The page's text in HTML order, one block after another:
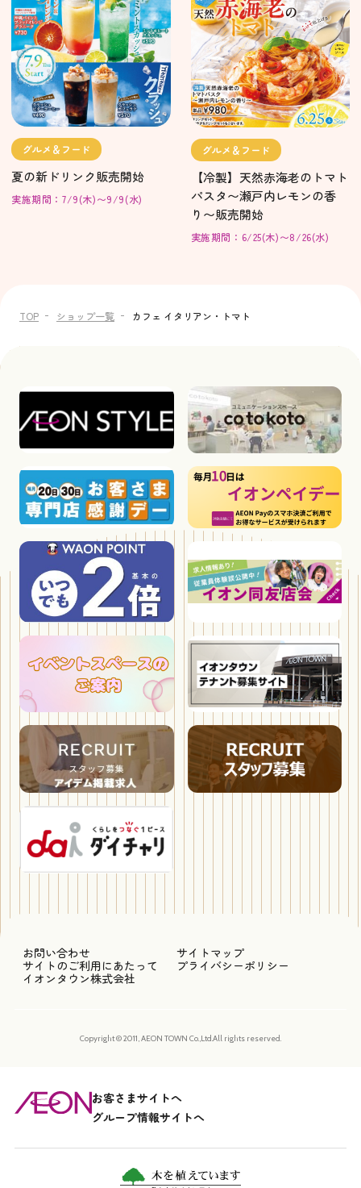
グルメ＆フード
夏の新ドリンク販売開始
実施期間：7/9(木)〜9/9(水)
グルメ＆フード
【冷製】天然赤海老のトマト
パスタ〜瀬戸内レモンの香
り〜販売開始
実施期間：6/25(木)〜8/26(水)
TOP ショップ一覧 カフェ イタリアン・トマト
お問い合わせ
サイトマップ
サイトのご利用にあたって
プライバシーポリシー
イオンタウン株式会社
Copyright © 2011, AEON TOWN Co.,Ltd.All rights reserved.
お客さまサイトへ
グループ情報サイトへ